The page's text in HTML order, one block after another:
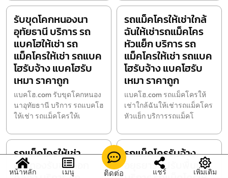
รับขุดโคกหนองนา
อุทัยธานี บริการ รถ
แบคโฮให้เช่า รถ
แม็คโครให้เช่า รถแบค
โฮรับจ้าง แบคโฮรับ
เหมา ราคาถูก
แบคโฮ.com รับขุดโคกหนอง
นาอุทัยธานี บริการ รถแบคโฮ
ให้เช่า รถแม็คโครให้เ
รถแม็คโครให้เช่าใกล้
ฉันให้เช่ารถแม็คโคร
หัวแย็ก บริการ รถ
แม็คโครให้เช่า รถแบค
โฮรับจ้าง แบคโฮรับ
เหมา ราคาถูก
แบคโฮ.com รถแม็คโครให้
เช่าใกล้ฉันให้เช่ารถแม็คโคร
หัวแย็ก บริการรถแม็คโ
รถแม็คโครให้เช่า
อ่างทองรับขุดลอก
รถแม็คโครรับจ้าง
อยุธยารับปรับพื้นที่
หน้าหลัก เมนู ติดต่อ แชร์ เพิ่มเติม